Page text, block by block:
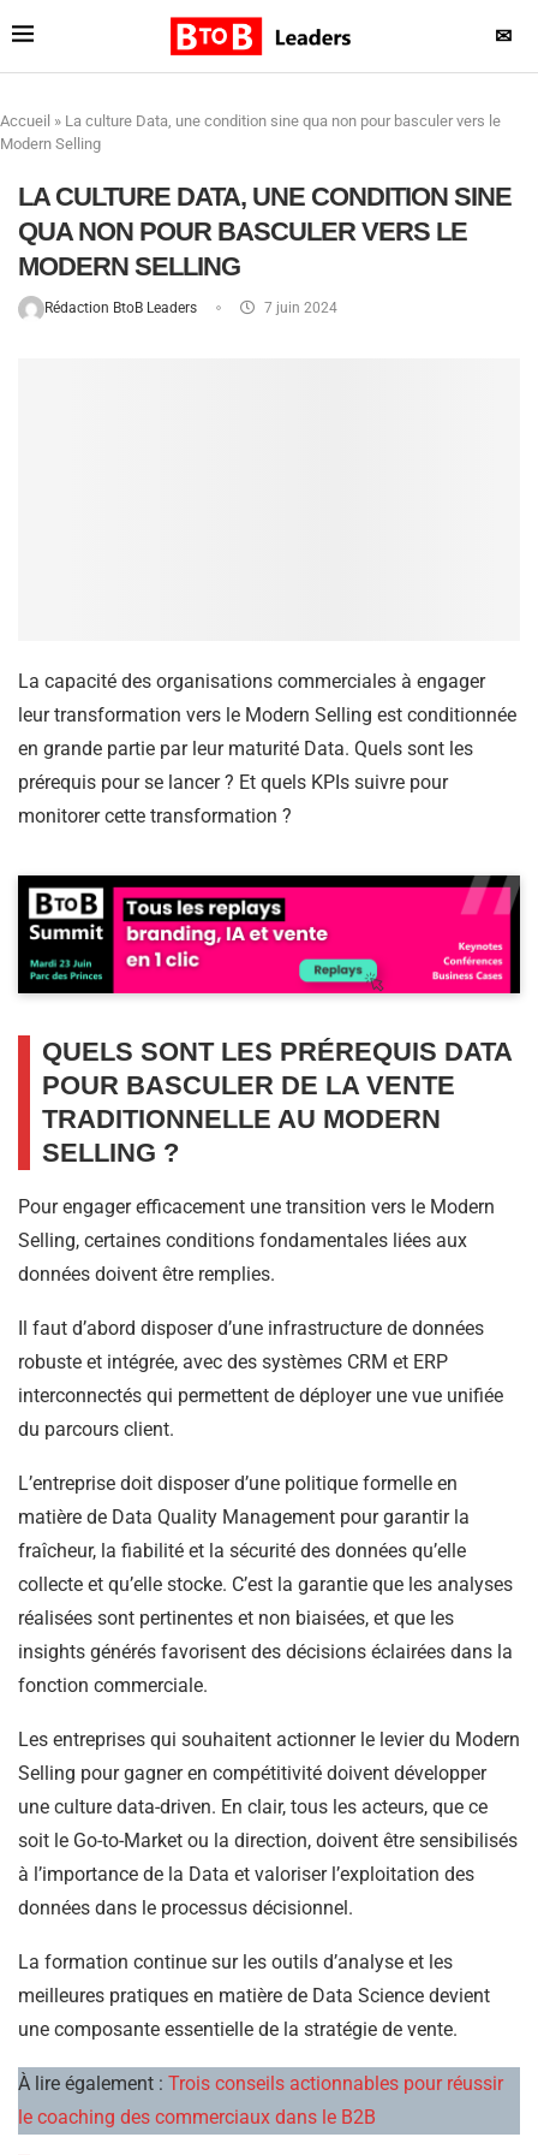
✉
Accueil » La culture Data, une condition sine qua non pour basculer vers le
Modern Selling
LA CULTURE DATA, UNE CONDITION SINE
QUA NON POUR BASCULER VERS LE
MODERN SELLING
Rédaction BtoB Leaders 7 juin 2024
La capacité des organisations commerciales à engager
leur transformation vers le Modern Selling est conditionnée
en grande partie par leur maturité Data. Quels sont les
prérequis pour se lancer ? Et quels KPIs suivre pour
monitorer cette transformation ?
QUELS SONT LES PRÉREQUIS DATA
POUR BASCULER DE LA VENTE
TRADITIONNELLE AU MODERN
SELLING ?
Pour engager efficacement une transition vers le Modern
Selling, certaines conditions fondamentales liées aux
données doivent être remplies.
Il faut d’abord disposer d’une infrastructure de données
robuste et intégrée, avec des systèmes CRM et ERP
interconnectés qui permettent de déployer une vue unifiée
du parcours client.
L’entreprise doit disposer d’une politique formelle en
matière de Data Quality Management pour garantir la
fraîcheur, la fiabilité et la sécurité des données qu’elle
collecte et qu’elle stocke. C’est la garantie que les analyses
réalisées sont pertinentes et non biaisées, et que les
insights générés favorisent des décisions éclairées dans la
fonction commerciale.
Les entreprises qui souhaitent actionner le levier du Modern
Selling pour gagner en compétitivité doivent développer
une culture data-driven. En clair, tous les acteurs, que ce
soit le Go-to-Market ou la direction, doivent être sensibilisés
à l’importance de la Data et valoriser l’exploitation des
données dans le processus décisionnel.
La formation continue sur les outils d’analyse et les
meilleures pratiques en matière de Data Science devient
une composante essentielle de la stratégie de vente.
À lire également : Trois conseils actionnables pour réussir
le coaching des commerciaux dans le B2B